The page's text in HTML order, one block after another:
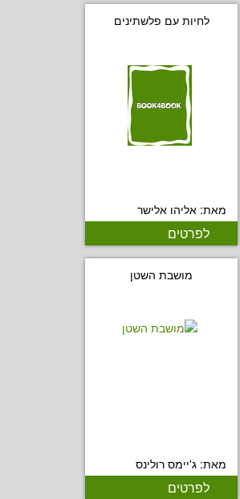
לחיות עם פלשתינים
מאת: אליהו אלישר
לפרטים
מושבת השטן
מאת: ג'יימס רולינס
לפרטים